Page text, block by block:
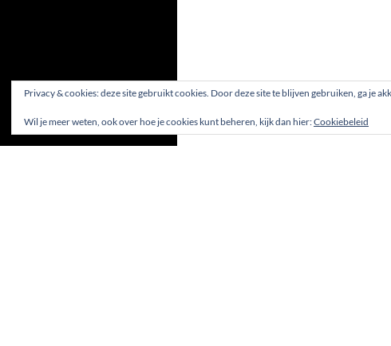
Privacy & cookies: deze site gebruikt cookies. Door deze site te blijven gebruiken, ga je
Wil je meer weten, ook over hoe je cookies kunt beheren, kijk dan hier:Cookiebeleid